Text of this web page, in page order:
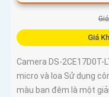
Giá
Camera DS-2CE17D0T-
micro và loa Sử dụng
màu ban đêm là một